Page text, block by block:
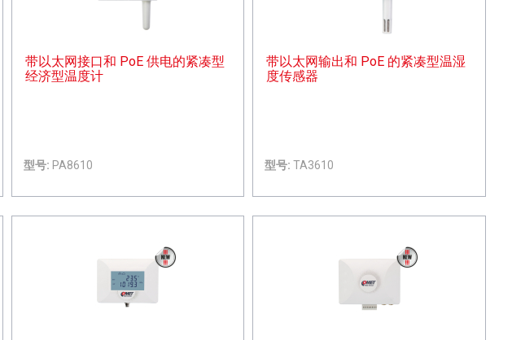
带以太网接口和 PoE 供电的紧凑型
经济型温度计
型号: PA8610
带以太网输出和 PoE 的紧凑型温湿
度传感器
型号: TA3610